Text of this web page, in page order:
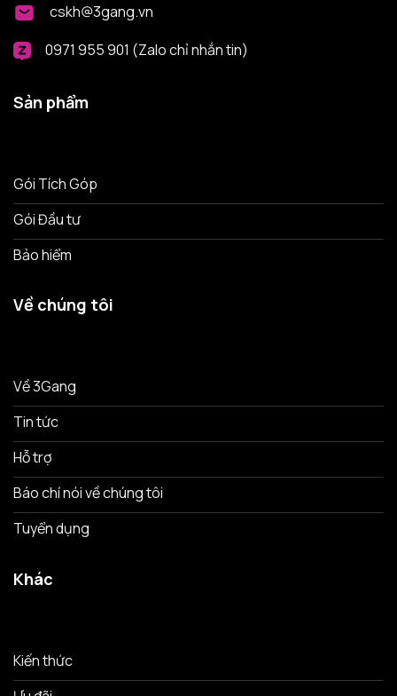
cskh@3gang.vn
0971 955 901 (Zalo chỉ nhắn tin)
Sản phẩm
Gói Tích Góp
Gói Đầu tư
Bảo hiểm
Về chúng tôi
Về 3Gang
Tin tức
Hỗ trợ
Báo chí nói về chúng tôi
Tuyển dụng
Khác
Kiến thức